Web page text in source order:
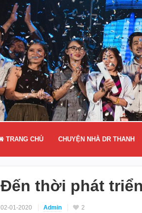
TRANG CHỦ CHUYỆN NHÀ DR THANH
Đến thời phát
02-01-2020 Admin 2